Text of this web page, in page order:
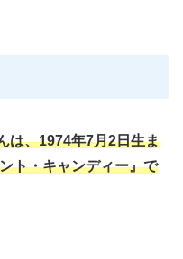
は、1974年7月2日生ま
ト・キャンディー』で